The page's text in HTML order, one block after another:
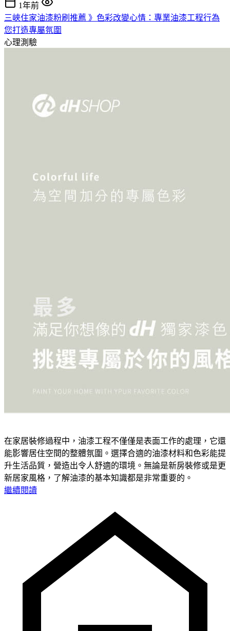
1年前
三峽住家油漆粉刷推薦 》色彩改變心情：專業油漆工程行為
您打造專屬氛圍
心理測驗
在家居裝修過程中，油漆工程不僅僅是表面工作的處理，它還
能影響居住空間的整體氛圍。選擇合適的油漆材料和色彩能提
升生活品質，營造出令人舒適的環境。無論是新房裝修或是更
新居家風格，了解油漆的基本知識都是非常重要的。
繼續閱讀